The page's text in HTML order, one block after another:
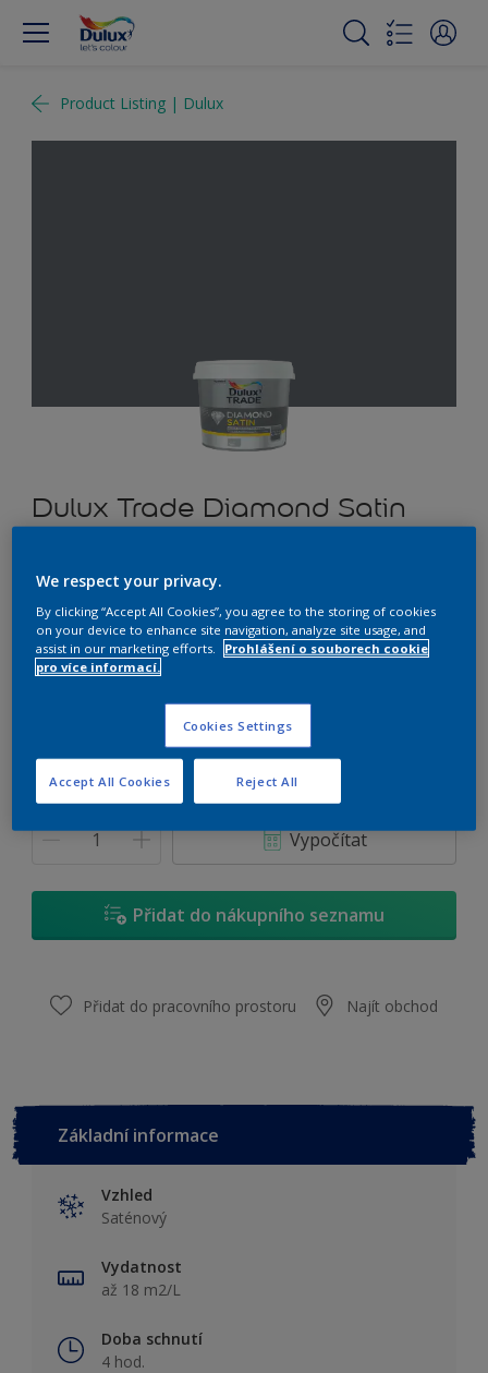
Product Listing | Dulux
Dulux Trade Diamond Satin
U0.05.35
Změnit odstín
2,5 L
Množství Kalkulačka pro výpočet barvy
Vypočítat
Přidat do nákupního seznamu
Přidat do pracovního prostoru Najít obchod
Základní informace
Vzhled
Saténový
Vydatnost
až 18 m2/L
Doba schnutí
4 hod.
We respect your privacy.
By clicking “Accept All Cookies”, you agree to the storing of cookies
on your device to enhance site navigation, analyze site usage, and
assist in our marketing efforts.
Prohlášení o souborech cookie
pro více informací.
Cookies Settings
Reject All
Accept All Cookies